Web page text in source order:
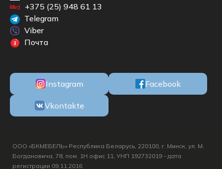
+375 (25) 948 61 13
Telegram
Viber
Почта
Instagram Facebook
Vkontakte
ООО «БКМЕБЕЛЬ» Республика Беларусь, 220100, г. Минск, ул. М.
Богдановича, 78, пом. 1Н офис 11, УНП 192732019 - дата
регистрации 09.11.2016